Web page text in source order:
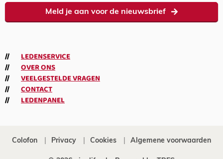
Meld je aan voor de nieuwsbrief
LEDENSERVICE
OVER ONS
VEELGESTELDE VRAGEN
CONTACT
LEDENPANEL
Colofon Privacy Cookies Algemene voorwaarden